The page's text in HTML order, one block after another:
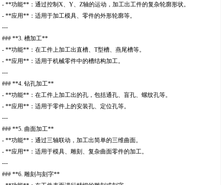
- **功能**：通过控制X、Y、Z轴的运动，加工出工件的复杂轮廓形状。
- **应用**：适用于加工模具、零件的外形轮廓等。
---
### **3. 槽加工**
- **功能**：在工件上加工出直槽、T型槽、燕尾槽等。
- **应用**：适用于机械零件中的槽结构加工。
---
### **4. 钻孔加工**
- **功能**：在工件上加工出的孔，包括通孔、盲孔、螺纹孔等。
- **应用**：适用于零件上的安装孔、定位孔等。
---
### **5. 曲面加工**
- **功能**：通过三轴联动，加工出简单的三维曲面。
- **应用**：适用于模具、雕刻、复杂曲面零件的加工。
---
### **6. 雕刻与刻字**